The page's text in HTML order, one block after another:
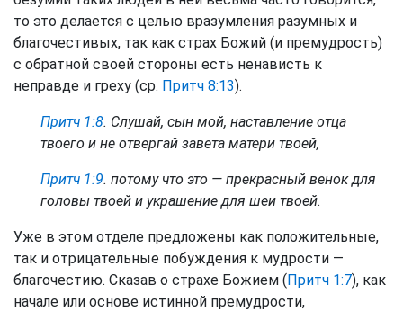
то это делается с целью вразумления разумных и
благочестивых, так как страх Божий (и премудрость)
с обратной своей стороны есть ненависть к
неправде и греху (ср. Притч 8:13).
Притч 1:8. Слушай, сын мой, наставление отца
твоего и не отвергай завета матери твоей,
Притч 1:9. потому что это — прекрасный венок для
головы твоей и украшение для шеи твоей.
Уже в этом отделе предложены как положительные,
так и отрицательные побуждения к мудрости —
благочестию. Сказав о страхе Божием (Притч 1:7), как
начале или основе истинной премудрости,